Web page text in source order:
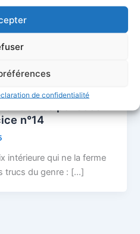
de confidentialité
Personnel & Mindset
n°14
intérieure qui ne la ferme
trucs du genre : […]